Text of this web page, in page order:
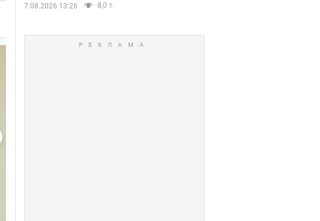
7.08.2026 13:26 8,0 т.